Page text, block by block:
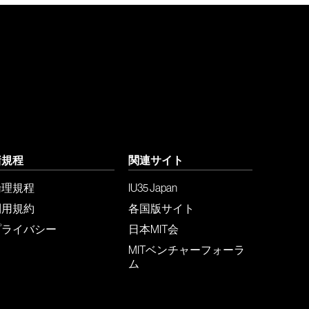
程
規程
規約
イバシー
関連サイト
IU35 Japan
各国版サイト
日本MIT会
MITベンチャーフォーラ
ム